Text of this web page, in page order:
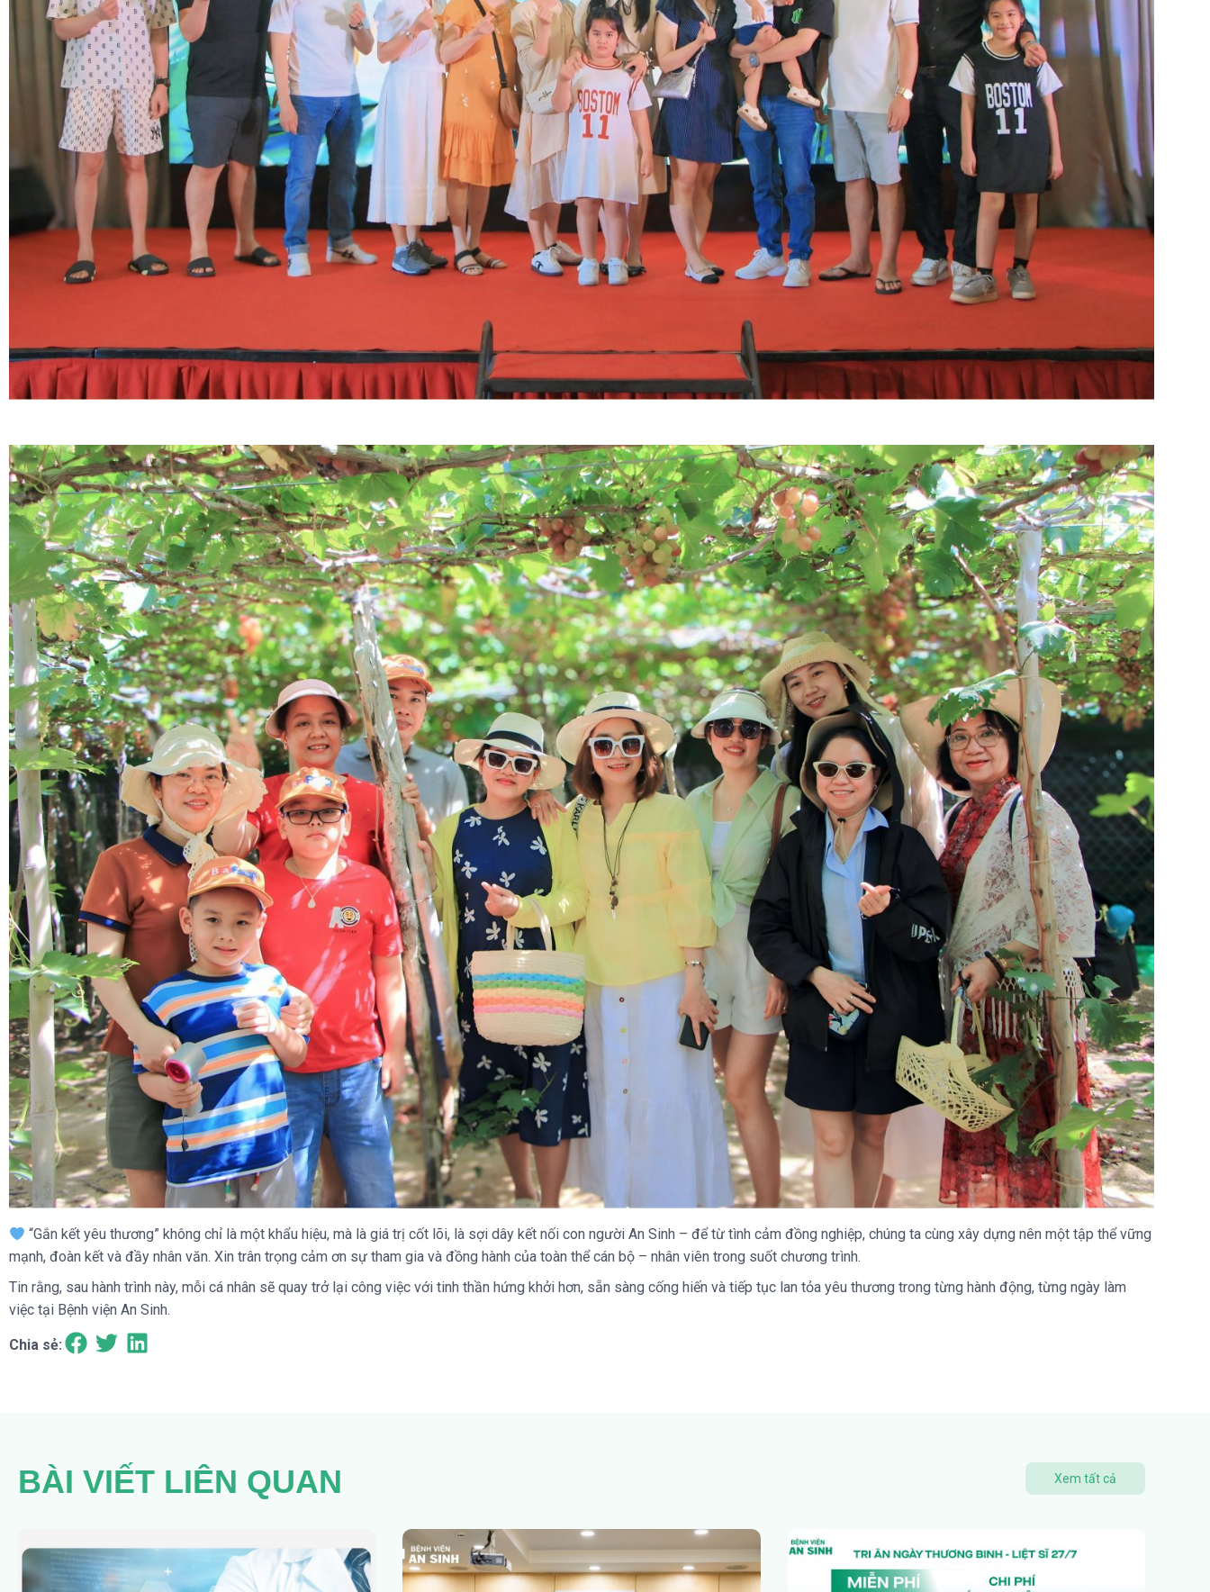
“Gắn kết yêu thương” không chỉ là một khẩu hiệu, mà là giá trị cốt lõi, là sợi dây kết nối con người An Sinh – để từ tình cảm đồng nghiệp, chúng ta cùng xây dựng nên một tập thể vững
mạnh, đoàn kết và đầy nhân văn. Xin trân trọng cảm ơn sự tham gia và đồng hành của toàn thể cán bộ – nhân viên trong suốt chương trình.
Tin rằng, sau hành trình này, mỗi cá nhân sẽ quay trở lại công việc với tinh thần hứng khởi hơn, sẵn sàng cống hiến và tiếp tục lan tỏa yêu thương trong từng hành động, từng ngày làm
việc tại Bệnh viện An Sinh.
Chia sẻ:
BÀI VIẾT LIÊN QUAN Xem tất cả